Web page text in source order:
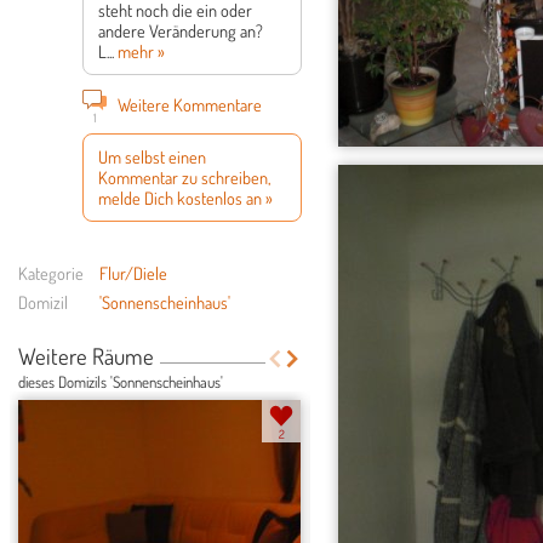
steht noch die ein oder
andere Veränderung an?
L...mehr »
1
Weitere Kommentare
Um selbst einen
Kommentar zu schreiben,
melde Dich kostenlos an »
Kategorie
Flur/Diele
Domizil
'Sonnenscheinhaus'
Weitere Räume
dieses Domizils 'Sonnenscheinhaus'
2